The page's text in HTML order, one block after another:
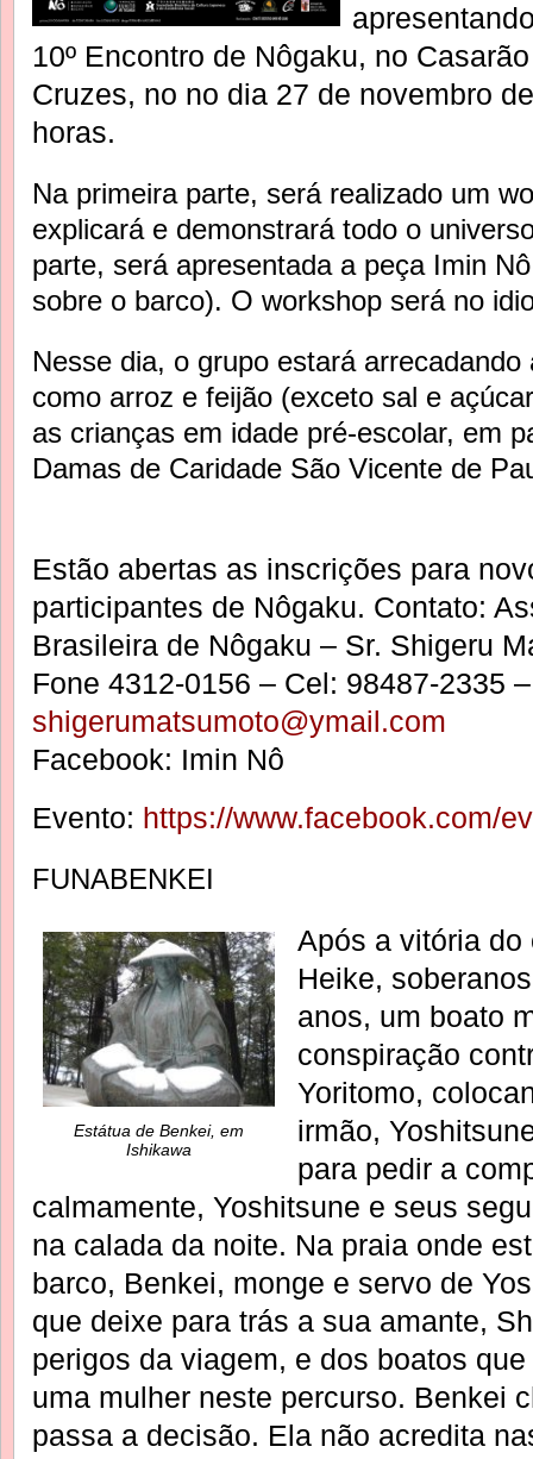
10º Encontro de Nôgaku, no
Cruzes, no no dia 27 de novembro
horas.
Na primeira parte, será realizado um
explicará e demonstrará todo o unive
parte, será apresentada a peça Imin
sobre o barco). O workshop será no
Nesse dia, o grupo estará
como arroz e feijão (exceto sal e
as crianças em idade pré-escolar, em
Damas de Caridade São Vicente de
Estão abertas as inscrições para
participantes de Nôgaku. Contato:
Brasileira de Nôgaku – Sr. Shigeru
Fone 4312-0156 – Cel: 98487-2335 –
shigerumatsumoto@ymail.com
Facebook: Imin Nô
Evento: https://www.facebook.com/
FUNABENKEI
Estátua de Benkei, em
Ishikawa
Após a vitória
Heike,
anos, um boato
conspiração
Yoritomo,
irmão,
para pedir a
calmamente, Yoshitsune e seus
na calada da noite. Na praia onde
barco, Benkei, monge e servo de
que deixe para trás a sua amante,
perigos da viagem, e dos boatos
uma mulher neste percurso. Benkei
passa a decisão. Ela não acredita